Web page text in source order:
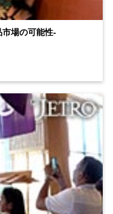
場の可能性‐